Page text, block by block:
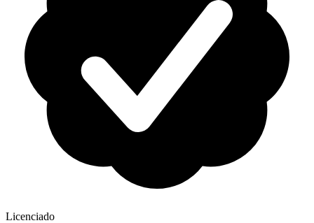
Licenciado